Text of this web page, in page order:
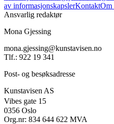
av informasjonskapslerKontaktOm
Ansvarlig redaktør
Mona Gjessing
mona.gjessing@kunstavisen.no
Tlf.: 922 19 341
Post- og besøksadresse
Kunstavisen AS
Vibes gate 15
0356 Oslo
Org.nr: 834 644 622 MVA